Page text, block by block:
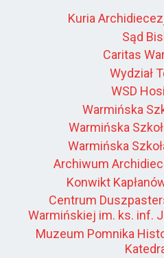
Kuria
Sąd
Caritas
Wydział
WSD
Warmińska
Warmińska
Warmińska
Archiwum
Konwikt
Centrum
Warmińskiej im. ks. inf.
Muzeum Pomnika